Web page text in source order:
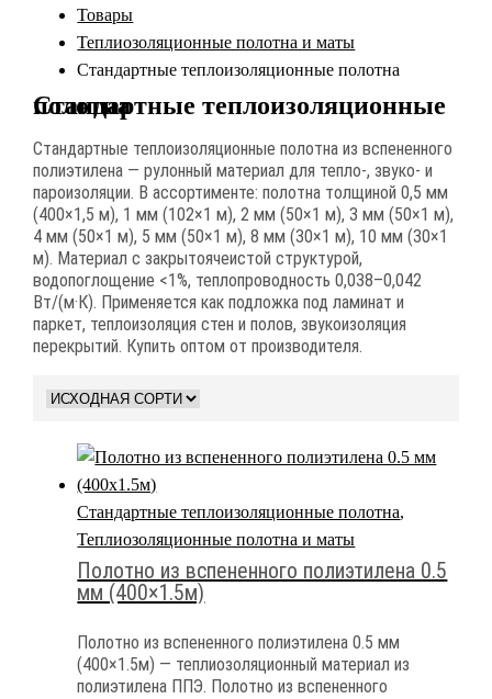
Товары
Теплиозоляционные полотна и маты
Стандартные теплоизоляционные полотна
Стандартные теплоизоляционные полотна
Стандартные теплоизоляционные полотна из вспененного
полиэтилена — рулонный материал для тепло-, звуко- и
пароизоляции. В ассортименте: полотна толщиной 0,5 мм
(400×1,5 м), 1 мм (102×1 м), 2 мм (50×1 м), 3 мм (50×1 м),
4 мм (50×1 м), 5 мм (50×1 м), 8 мм (30×1 м), 10 мм (30×1
м). Материал с закрытоячеистой структурой,
водопоглощение <1%, теплопроводность 0,038–0,042
Вт/(м·К). Применяется как подложка под ламинат и
паркет, теплоизоляция стен и полов, звукоизоляция
перекрытий. Купить оптом от производителя.
Стандартные теплоизоляционные полотна,
Теплиозоляционные полотна и маты
Полотно из вспененного полиэтилена 0.5
мм (400×1.5м)
Полотно из вспененного полиэтилена 0.5 мм
(400×1.5м) — теплиозоляционный материал из
полиэтилена ППЭ. Полотно из вспененного